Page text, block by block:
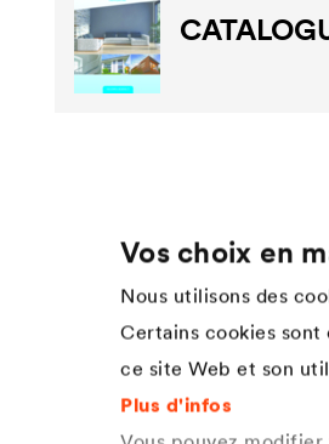
Vos choix en
Nous utilisons des
Certains cookies sont
ce site Web et son
Plus d'infos
Réferences
Applicateur Industrial Coatings
Specification Industrial Coatings